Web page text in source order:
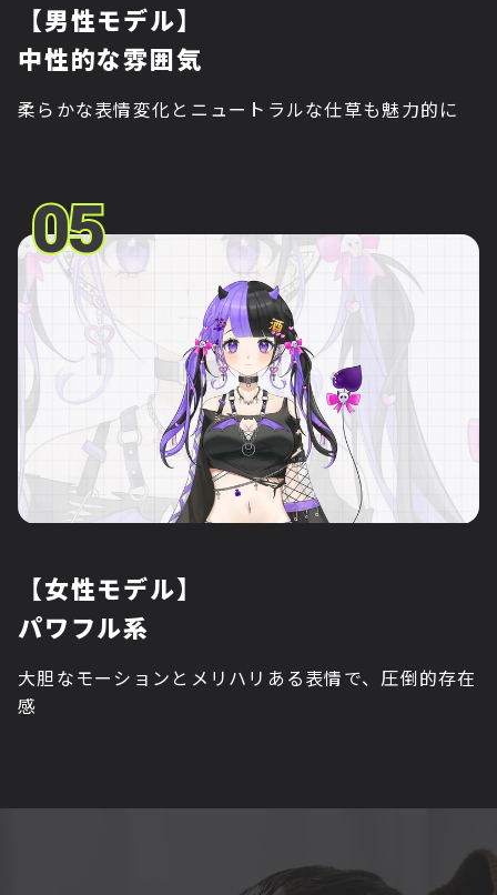
【男性モデル】
中性的な雰囲気
柔らかな表情変化とニュートラルな仕草も魅力的に
05
05
【女性モデル】
パワフル系
大胆なモーションとメリハリある表情で、圧倒的存在
感